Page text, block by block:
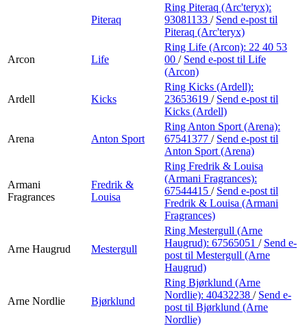
Piteraq
Ring Piteraq (Arc'teryx):
93081133 / Send e-post til
Piteraq (Arc'teryx)
Arcon Life
Ring Life (Arcon): 22 40 53
00 / Send e-post til Life
(Arcon)
Ardell Kicks
Ring Kicks (Ardell):
23653619 / Send e-post til
Kicks (Ardell)
Arena Anton Sport
Ring Anton Sport (Arena):
67541377 / Send e-post til
Anton Sport (Arena)
Armani
Fragrances
Fredrik &
Louisa
Ring Fredrik & Louisa
(Armani Fragrances):
67544415 / Send e-post til
Fredrik & Louisa (Armani
Fragrances)
Arne Haugrud Mestergull
Ring Mestergull (Arne
Haugrud): 67565051 / Send e-
post til Mestergull (Arne
Haugrud)
Arne Nordlie Bjørklund
Ring Bjørklund (Arne
Nordlie): 40432238 / Send e-
post til Bjørklund (Arne
Nordlie)